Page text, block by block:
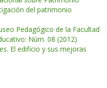
del patrimonio
Pedagógico de la Facultad
Núm. 08 (2012)
El edificio y sus mejoras